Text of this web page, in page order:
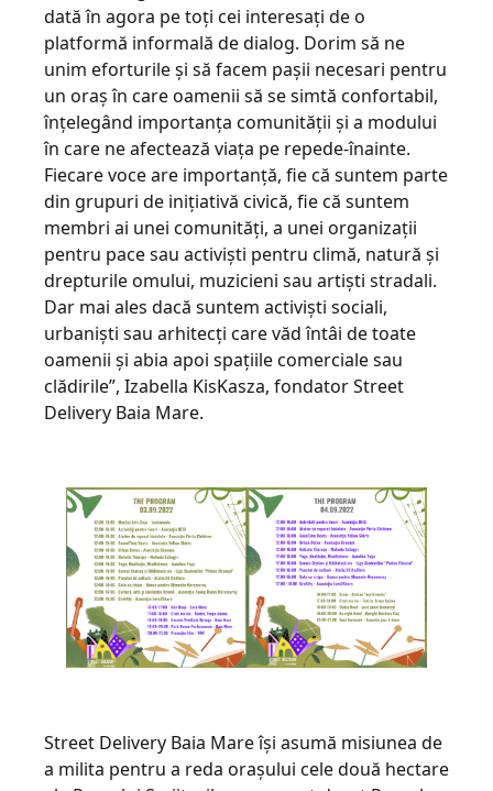
dată în agora pe toți cei interesați de o
platformă informală de dialog. Dorim să ne
unim eforturile și să facem pașii necesari pentru
un oraș în care oamenii să se simtă confortabil,
înțelegând importanța comunității și a modului
în care ne afectează viața pe repede-înainte.
Fiecare voce are importanță, fie că suntem parte
din grupuri de inițiativă civică, fie că suntem
membri ai unei comunități, a unei organizații
pentru pace sau activiști pentru climă, natură și
drepturile omului, muzicieni sau artiști stradali.
Dar mai ales dacă suntem activiști sociali,
urbaniști sau arhitecți care văd întâi de toate
oamenii și abia apoi spațiile comerciale sau
clădirile”, Izabella KisKasza, fondator Street
Delivery Baia Mare.
Street Delivery Baia Mare își asumă misiunea de
a milita pentru a reda orașului cele două hectare